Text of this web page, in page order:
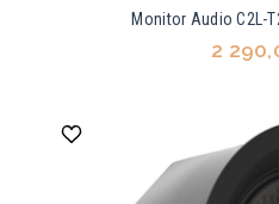
Monitor Audio C2L-
2